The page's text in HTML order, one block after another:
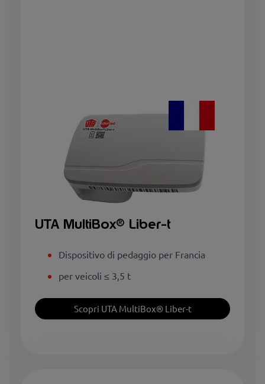
UTA MultiBox® Liber-t
Dispositivo di pedaggio per Francia
per veicoli ≤ 3,5 t
Scopri UTA MultiBox® Liber-t